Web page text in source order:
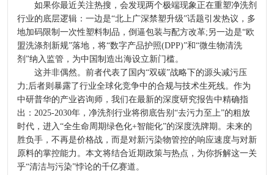
如果你最近关注热搜，会发现两个极端现象正在重塑净洗剂
行业的底层逻辑：一边是“北上广深禁塑升级”话题引发热议，多
地加码限制一次性塑料制品，倒逼包装与配方改革;另一边是“欧
盟洗涤剂新规”落地，将“数字产品护照(DPP)”和“微生物清洗
剂”纳入监管，为中国制造出海设立新门槛。
这并非偶然。前者代表了国内“双碳”战略下的源头减污压
力;后者则暴露了行业全球化竞争中的合规与技术生死线。作为
中研普华的产业咨询师，我们在最新的深度研究报告中精确指
出：2025-2030年，净洗剂行业将彻底告别“去污力至上”的粗放
时代，进入“全生命周期绿色化+智能化”的深度洗牌期。未来的
胜负手，不再是价格战，而是对新污染物管控的响应速度与对新
原料的掌控能力。本文将结合近期政策与热点，为你拆解这一关
乎“清洁与污染”悖论的千亿赛道。